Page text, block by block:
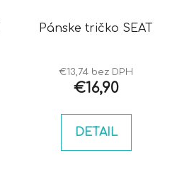
Pánske tričko SEAT
€13,74 bez DPH
€16,90
DETAIL